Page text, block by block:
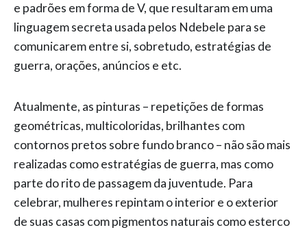
e padrões em forma de V, que resultaram em uma
linguagem secreta usada pelos Ndebele para se
comunicarem entre si, sobretudo, estratégias de
guerra, orações, anúncios e etc.
Atualmente, as pinturas – repetições de formas
geométricas, multicoloridas, brilhantes com
contornos pretos sobre fundo branco – não são mais
realizadas como estratégias de guerra, mas como
parte do rito de passagem da juventude. Para
celebrar, mulheres repintam o interior e o exterior
de suas casas com pigmentos naturais como esterco